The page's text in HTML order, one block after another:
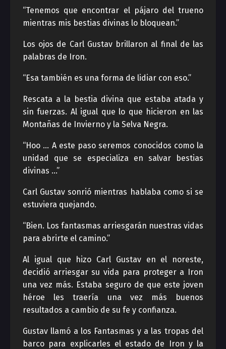
“Tenemos que encontrar el pájaro del trueno
mientras mis bestias divinas lo bloquean.”
Los ojos de Carl Gustav brillaron al final de las
palabras de Iron.
“Esa también es una forma de lidiar con eso.”
Rescata a la bestia divina que estaba atada y
sin fuerzas. Al igual que lo que hicieron en las
Montañas de Invierno y la Selva Negra.
“Hoo … A este paso seremos conocidos como la
unidad que se especializa en salvar bestias
divinas …”
Carl Gustav sonrió mientras hablaba como si se
estuviera quejando.
“Bien. Los fantasmas arriesgarán nuestras vidas
para abrirte el camino.”
Al igual que hizo Carl Gustav en el noreste,
decidió arriesgar su vida para proteger a Iron
una vez más. Estaba seguro de que este joven
héroe les traería una vez más buenos
resultados a cambio de su fe y confianza.
Gustav llamó a los Fantasmas y a las tropas del
barco para explicarles el estado de Iron y la